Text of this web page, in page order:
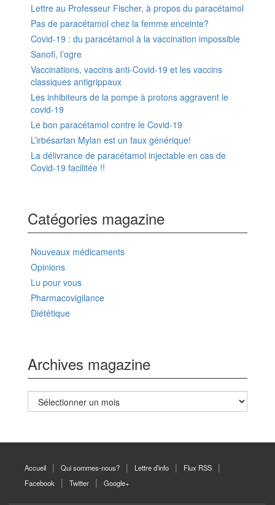
Lettre au Professeur Fischer, à propos du paracétamol
Pas de paracétamol chez la femme enceinte?
Covid-19 : du paracétamol à la vaccination impossible
Sanofi, l’ogre
Vaccinations, vaccins anti-Covid-19 et les vaccins
classiques antigrippaux
Les inhibiteurs de la pompe à protons aggravent le
covid-19
Le bon paracétamol contre le Covid-19
L’irbésartan Mylan est un faux générique!
La délivrance de paracétamol injectable en cas de
Covid-19 facilitée !!
Catégories magazine
Nouveaux médicaments
Opinions
Lu pour vous
Pharmacovigilance
Diététique
Archives magazine
Archives
magazine
Accueil Qui sommes-nous? Lettre d’info
Flux RSS
Facebook
Twitter Google+